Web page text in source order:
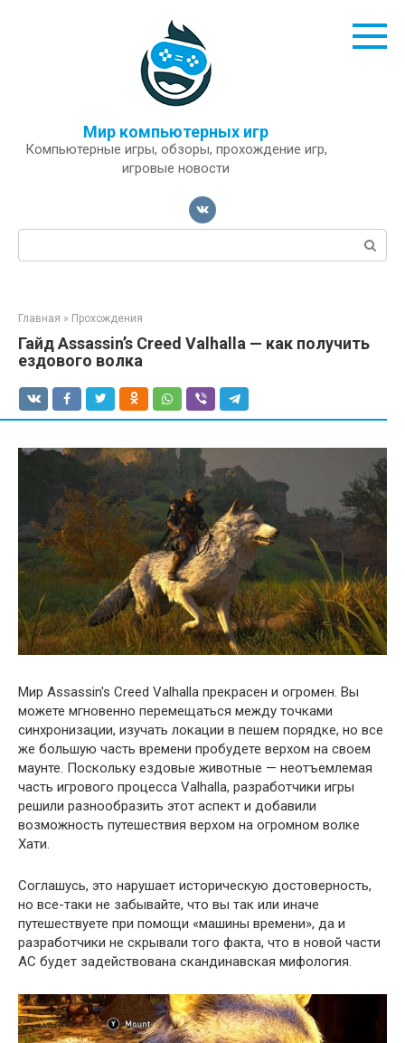
Мир компьютерных игр
Компьютерные игры, обзоры, прохождение игр,
игровые новости
Поиск:
Главная » Прохождения
Гайд Assassin’s Creed Valhalla — как получить
ездового волка
Мир Assassin's Creed Valhalla прекрасен и огромен. Вы
можете мгновенно перемещаться между точками
синхронизации, изучать локации в пешем порядке, но все
же большую часть времени пробудете верхом на своем
маунте. Поскольку ездовые животные — неотъемлемая
часть игрового процесса Valhalla, разработчики игры
решили разнообразить этот аспект и добавили
возможность путешествия верхом на огромном волке
Хати.
Соглашусь, это нарушает историческую достоверность,
но все-таки не забывайте, что вы так или иначе
путешествуете при помощи «машины времени», да и
разработчики не скрывали того факта, что в новой части
AC будет задействована скандинавская мифология.